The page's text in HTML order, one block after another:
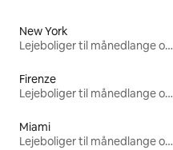
New York
Lejeboliger til månedlange ophold
Firenze
Lejeboliger til månedlange ophold
Miami
Lejeboliger til månedlange ophold